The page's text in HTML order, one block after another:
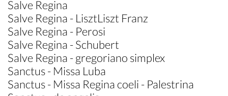
Salve Regina
Salve Regina - LisztLiszt Franz
Salve Regina - Perosi
Salve Regina - Schubert
Salve Regina - gregoriano simplex
Sanctus - Missa Luba
Sanctus - Missa Regina coeli - Palestrina